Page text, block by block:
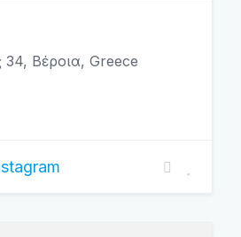
34, Βέροια, Greece